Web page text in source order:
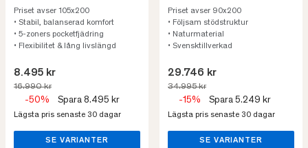
Priset avser 105x200
• Stabil, balanserad komfort
• 5-zoners pocketfjädring
• Flexibilitet & lång livslängd
8.495 kr
16.990 kr
-50% Spara 8.495 kr
Lägsta pris senaste 30 dagar
SE VARIANTER
Priset avser 90x200
• Följsam stödstruktur
• Naturmaterial
• Svensktillverkad
29.746 kr
34.995 kr
-15% Spara 5.249 kr
Lägsta pris senaste 30 dagar
SE VARIANTER